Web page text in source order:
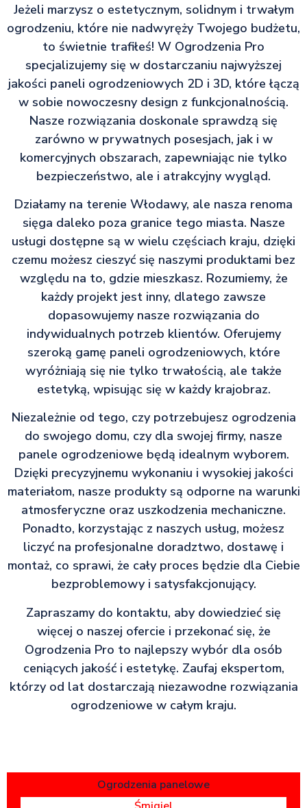
Jeżeli marzysz o estetycznym, solidnym i trwałym
ogrodzeniu, które nie nadwyręży Twojego budżetu,
to świetnie trafiłeś! W Ogrodzenia Pro
specjalizujemy się w dostarczaniu najwyższej
jakości paneli ogrodzeniowych 2D i 3D, które łączą
w sobie nowoczesny design z funkcjonalnością.
Nasze rozwiązania doskonale sprawdzą się
zarówno w prywatnych posesjach, jak i w
komercyjnych obszarach, zapewniając nie tylko
bezpieczeństwo, ale i atrakcyjny wygląd.
Działamy na terenie Włodawy, ale nasza renoma
sięga daleko poza granice tego miasta. Nasze
usługi dostępne są w wielu częściach kraju, dzięki
czemu możesz cieszyć się naszymi produktami bez
względu na to, gdzie mieszkasz. Rozumiemy, że
każdy projekt jest inny, dlatego zawsze
dopasowujemy nasze rozwiązania do
indywidualnych potrzeb klientów. Oferujemy
szeroką gamę paneli ogrodzeniowych, które
wyróżniają się nie tylko trwałością, ale także
estetyką, wpisując się w każdy krajobraz.
Niezależnie od tego, czy potrzebujesz ogrodzenia
do swojego domu, czy dla swojej firmy, nasze
panele ogrodzeniowe będą idealnym wyborem.
Dzięki precyzyjnemu wykonaniu i wysokiej jakości
materiałom, nasze produkty są odporne na warunki
atmosferyczne oraz uszkodzenia mechaniczne.
Ponadto, korzystając z naszych usług, możesz
liczyć na profesjonalne doradztwo, dostawę i
montaż, co sprawi, że cały proces będzie dla Ciebie
bezproblemowy i satysfakcjonujący.
Zapraszamy do kontaktu, aby dowiedzieć się
więcej o naszej ofercie i przekonać się, że
Ogrodzenia Pro to najlepszy wybór dla osób
ceniących jakość i estetykę. Zaufaj ekspertom,
którzy od lat dostarczają niezawodne rozwiązania
ogrodzeniowe w całym kraju.
Ogrodzenia panelowe